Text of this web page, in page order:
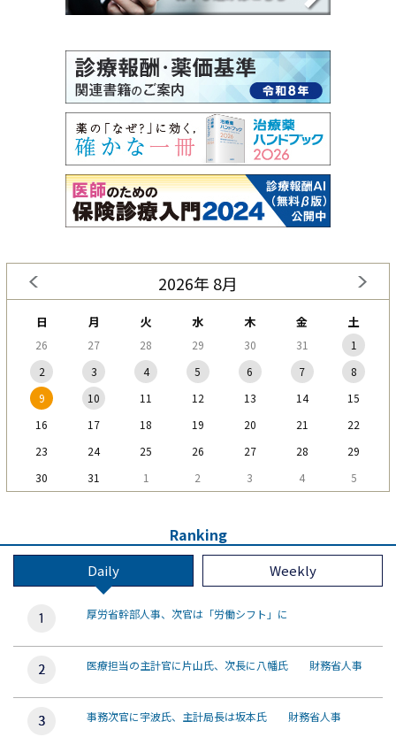
2026年 8月
日 月 火 水 木 金 土
26 27 28 29 30 31
1
2
3 4 5 6 7
8
9
10 11 12 13 14
15
16
17 18 19 20 21
22
23
24 25 26 27 28
29
30
31 1 2 3 4 5
Ranking
Daily Weekly
厚労省幹部人事、次官は「労働シフト」に
医療担当の主計官に片山氏、次長に八幡氏 財務省人事
事務次官に宇波氏、主計局長は坂本氏 財務省人事